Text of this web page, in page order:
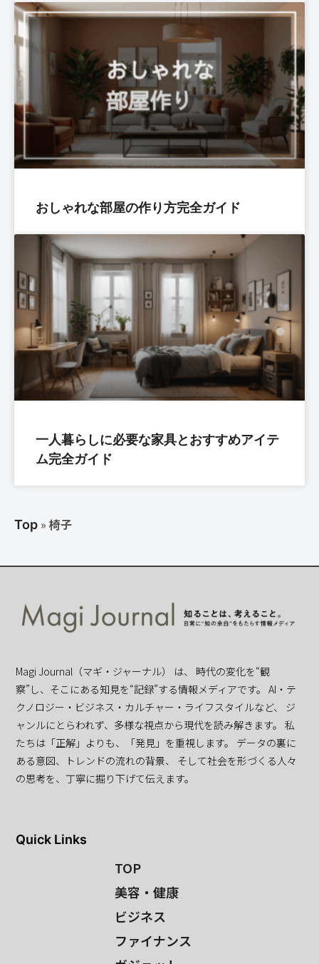
おしゃれな部屋の作り方完全ガイド
一人暮らしに必要な家具とおすすめアイテ
ム完全ガイド
Top » 椅子
Magi Journal（マギ・ジャーナル） は、 時代の変化を“観
察”し、そこにある知見を“記録”する情報メディアです。 AI・テ
クノロジー・ビジネス・カルチャー・ライフスタイルなど、 ジ
ャンルにとらわれず、多様な視点から現代を読み解きます。 私
たちは「正解」よりも、「発見」を重視します。 データの裏に
ある意図、トレンドの流れの背景、 そして社会を形づくる人々
の思考を、丁寧に掘り下げて伝えます。
Quick Links
TOP
美容・健康
ビジネス
ファイナンス